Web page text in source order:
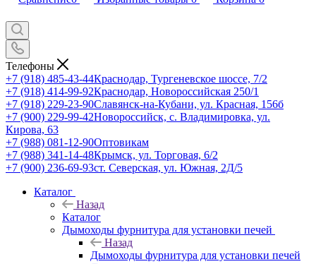
Телефоны
+7 (918) 485-43-44Краснодар, Тургеневское шоссе, 7/2
+7 (918) 414-99-92Краснодар, Новороссийская 250/1
+7 (918) 229-23-90Славянск-на-Кубани, ул. Красная, 156б
+7 (900) 229-99-42Новороссийск, с. Владимировка, ул.
Кирова, 63
+7 (988) 081-12-90Оптовикам
+7 (988) 341-14-48Крымск, ул. Торговая, 6/2
+7 (900) 236-69-93ст. Северская, ул. Южная, 2Д/5
Каталог
Назад
Каталог
Дымоходы фурнитура для установки печей
Назад
Дымоходы фурнитура для установки печей